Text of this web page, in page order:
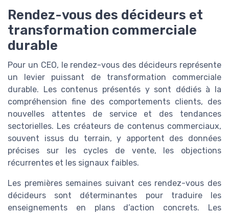
Rendez-vous des décideurs et
transformation commerciale
durable
Pour un CEO, le rendez-vous des décideurs représente
un levier puissant de transformation commerciale
durable. Les contenus présentés y sont dédiés à la
compréhension fine des comportements clients, des
nouvelles attentes de service et des tendances
sectorielles. Les créateurs de contenus commerciaux,
souvent issus du terrain, y apportent des données
précises sur les cycles de vente, les objections
récurrentes et les signaux faibles.
Les premières semaines suivant ces rendez-vous des
décideurs sont déterminantes pour traduire les
enseignements en plans d’action concrets. Les